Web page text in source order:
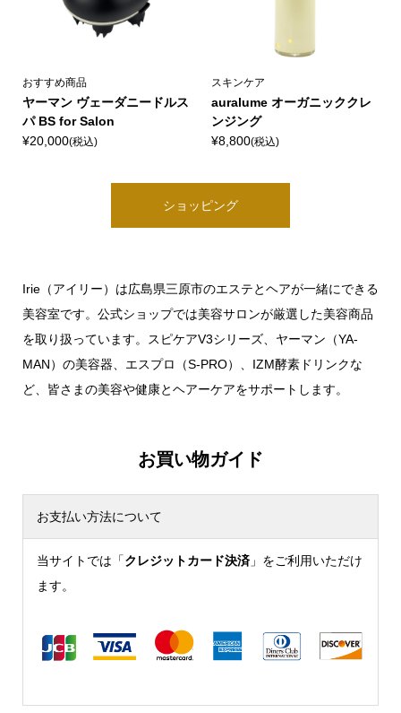
おすすめ商品
ヤーマン ヴェーダニードルス
パ BS for Salon
¥20,000(税込)
スキンケア
auralume オーガニッククレ
ンジング
¥8,800(税込)
ショッピング
Irie（アイリー）は広島県三原市のエステとヘアが一緒にできる
美容室です。公式ショップでは美容サロンが厳選した美容商品
を取り扱っています。スピケアV3シリーズ、ヤーマン（YA-
MAN）の美容器、エスプロ（S-PRO）、IZM酵素ドリンクな
ど、皆さまの美容や健康とヘアーケアをサポートします。
お買い物ガイド
お支払い方法について
当サイトでは「クレジットカード決済」をご利用いただけ
ます。